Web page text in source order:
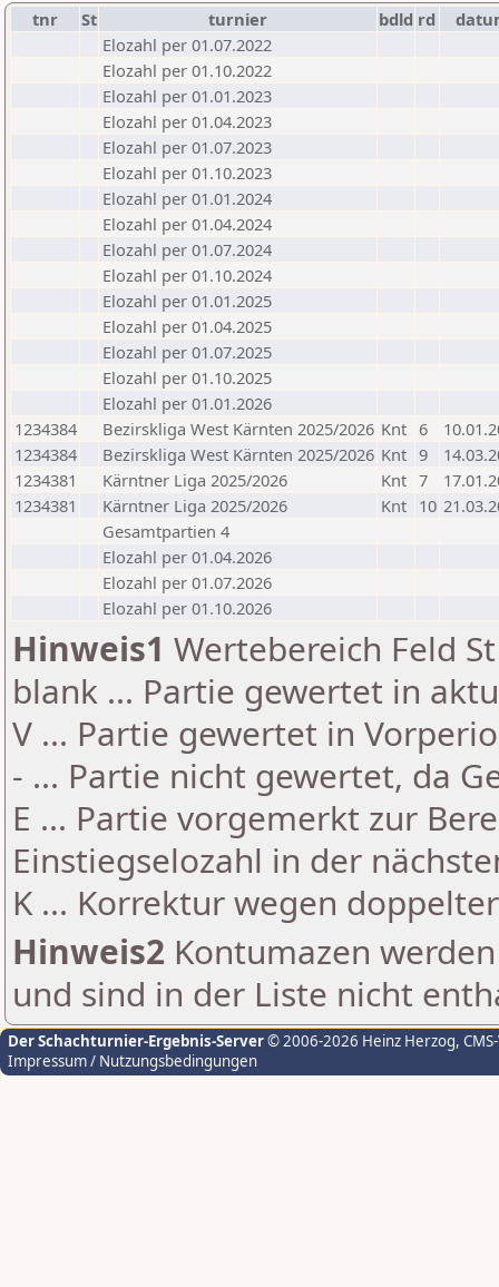
tnr St turnier bdld rd
Elozahl per 01.07.2022
Elozahl per 01.10.2022
Elozahl per 01.01.2023
Elozahl per 01.04.2023
Elozahl per 01.07.2023
Elozahl per 01.10.2023
Elozahl per 01.01.2024
Elozahl per 01.04.2024
Elozahl per 01.07.2024
Elozahl per 01.10.2024
Elozahl per 01.01.2025
Elozahl per 01.04.2025
Elozahl per 01.07.2025
Elozahl per 01.10.2025
Elozahl per 01.01.2026
1234384
Bezirskliga West Kärnten 2025/2026 Knt 6
1234384
Bezirskliga West Kärnten 2025/2026 Knt 9
1234381
Kärntner Liga 2025/2026 Knt 7
1234381
Kärntner Liga 2025/2026 Knt 10
Gesamtpartien 4
Elozahl per 01.04.2026
Elozahl per 01.07.2026
Elozahl per 01.10.2026
Hinweis1 Wertebereich Feld
blank ... Partie gewertet in
V ... Partie gewertet in
- ... Partie nicht gewertet, da
E ... Partie vorgemerkt zur
Einstiegselozahl in der
K ... Korrektur wegen
Hinweis2 Kontumazen
und sind in der Liste nicht
Der Schachturnier-Ergebnis-Server© 2006-2026 Heinz Herzog,
Impressum / Nutzungsbedingungen